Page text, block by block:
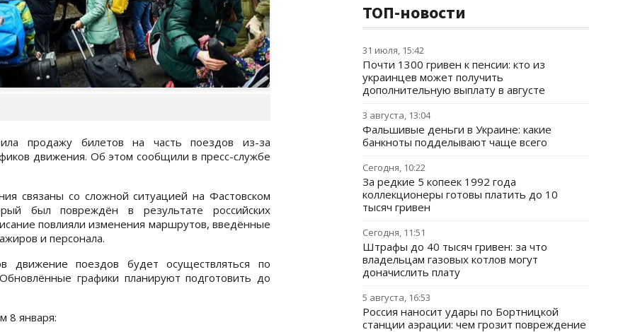
продажу билетов на часть поездов из-за
движения. Об этом сообщили в пресс-службе
связаны со сложной ситуацией на Фастовском
был повреждён в результате российских
повлияли изменения маршрутов, введённые
и персонала.
движение поездов будет осуществляться по
графики планируют подготовить до
8 января:
ТОП-новости
31 июля, 15:42
Почти 1300 гривен к пенсии: кто из
украинцев может получить
дополнительную выплату в августе
3 августа, 13:04
Фальшивые деньги в Украине: какие
банкноты подделывают чаще всего
Сегодня, 10:22
За редкие 5 копеек 1992 года
коллекционеры готовы платить до 10
тысяч гривен
Сегодня, 11:51
Штрафы до 40 тысяч гривен: за что
владельцам газовых котлов могут
доначислить плату
5 августа, 16:53
Россия наносит удары по Бортницкой
станции аэрации: чем грозит повреждение